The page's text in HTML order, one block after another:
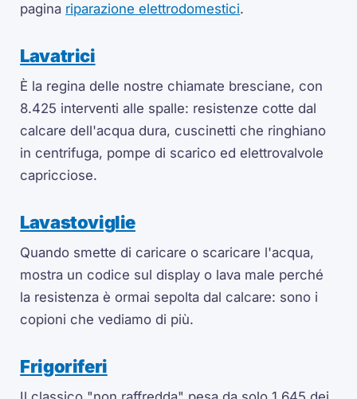
pagina riparazione elettrodomestici.
Lavatrici
È la regina delle nostre chiamate bresciane, con
8.425 interventi alle spalle: resistenze cotte dal
calcare dell'acqua dura, cuscinetti che ringhiano
in centrifuga, pompe di scarico ed elettrovalvole
capricciose.
Lavastoviglie
Quando smette di caricare o scaricare l'acqua,
mostra un codice sul display o lava male perché
la resistenza è ormai sepolta dal calcare: sono i
copioni che vediamo di più.
Frigoriferi